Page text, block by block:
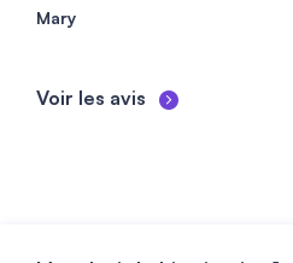
Mary
Voir les avis